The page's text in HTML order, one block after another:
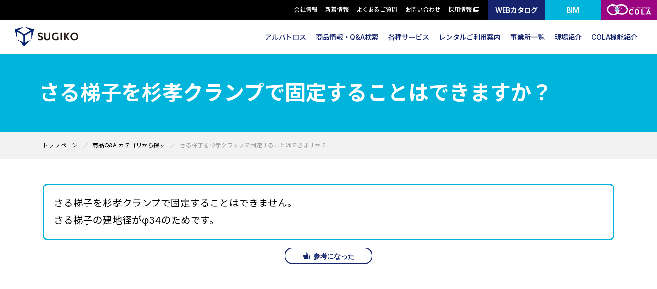
会社情報 新着情報 よくあるご質問 お問い合わせ 採用情報 WEBカタログ BIM
アルバトロス 商品情報・Q&A検索 各種サービス レンタルご利用案内 事業所一覧 現場紹介 COLA機能紹介
さる梯子を杉孝クランプで固定することはできますか？
トップページ 商品Q&A カテゴリから探す さる梯子を杉孝クランプで固定することはできますか？
さる梯子を杉孝クランプで固定することはできません。
さる梯子の建地径がφ34のためです。
参考になった